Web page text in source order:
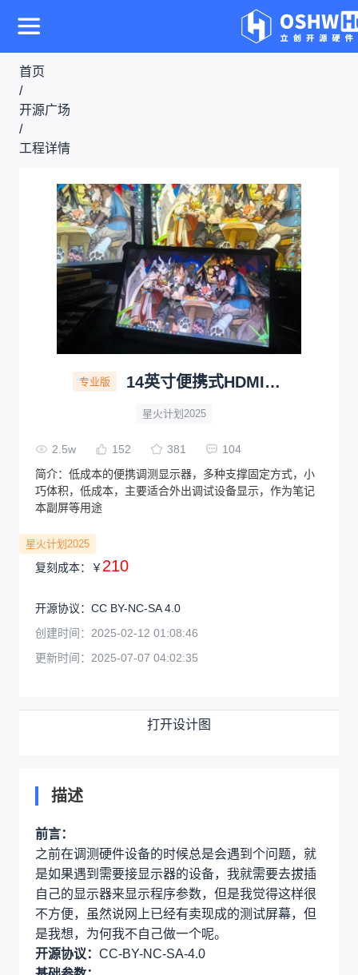
首页
/
开源广场
/
工程详情
专业版 14英寸便携式HDMI显示器
星火计划2025
2.5w 152 381
104
简介： 低成本的便携调测显示器，多种支撑固定方式，小
巧体积，低成本，主要适合外出调试设备显示，作为笔记
本副屏等用途
星火计划2025
复刻成本： ￥ 210
开源协议： CC BY-NC-SA 4.0
创建时间： 2025-02-12 01:08:46
更新时间： 2025-07-07 04:02:35
打开设计图
描述
前言：
之前在调测硬件设备的时候总是会遇到个问题，就
是如果遇到需要接显示器的设备，我就需要去拔插
自己的显示器来显示程序参数，但是我觉得这样很
不方便，虽然说网上已经有卖现成的测试屏幕，但
是我想，为何我不自己做一个呢。
开源协议： CC-BY-NC-SA-4.0